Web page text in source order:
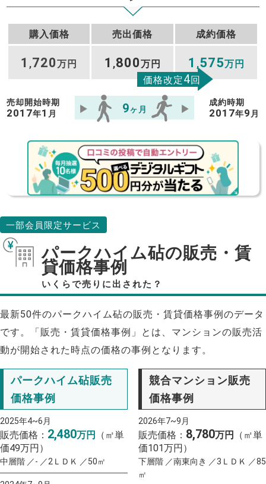
購入価格 売出価格 成約価格
1 ,720万円 1 ,800万円 1 ,575万円
価格改定4回
売却開始時期
2017年1 月 9ヶ月
成約時期
2017年9 月
一部会員限定サービス
パークハイム砧の販売・賃
貸価格事例
いくらで売りに出された？
最新50件のパークハイム砧の販売・賃貸価格事例のデータ
です。「販売・賃貸価格事例」とは、マンションの販売活
動が開始された時点の価格の事例となります。
パークハイム砧販売
価格事例
2025年4~6月
販売価格： 2,480万円
（㎡単
価49万円）
中層階 ／- ／2ＬＤＫ ／50㎡
競合マンション販売
価格事例
2026年7~9月
販売価格： 8,780万円
（㎡単
価101万円）
下層階 ／南東向き ／3ＬＤＫ ／85
㎡